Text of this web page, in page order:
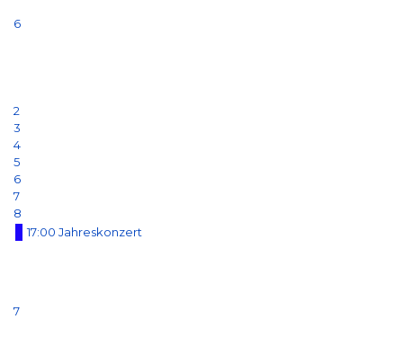
6
2
3
4
5
6
7
8
17:00 Jahreskonzert
7